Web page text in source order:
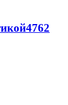
4762